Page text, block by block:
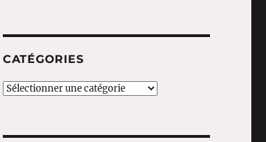
CATÉGORIES
Catégories